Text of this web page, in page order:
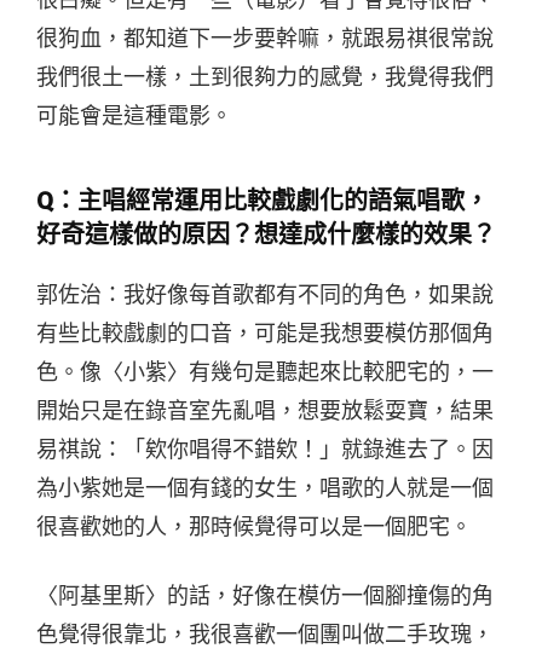
很狗血，都知道下一步要幹嘛，就跟易祺很常說
我們很土一樣，土到很夠力的感覺，我覺得我們
可能會是這種電影。
Q：主唱經常運用比較戲劇化的語氣唱歌，
好奇這樣做的原因？想達成什麼樣的效果？
郭佐治：我好像每首歌都有不同的角色，如果說
有些比較戲劇的口音，可能是我想要模仿那個角
色。像〈小紫〉有幾句是聽起來比較肥宅的，一
開始只是在錄音室先亂唱，想要放鬆耍寶，結果
易祺說：「欸你唱得不錯欸！」就錄進去了。因
為小紫她是一個有錢的女生，唱歌的人就是一個
很喜歡她的人，那時候覺得可以是一個肥宅。
〈阿基里斯〉的話，好像在模仿一個腳撞傷的角
色覺得很靠北，我很喜歡一個團叫做二手玫瑰，